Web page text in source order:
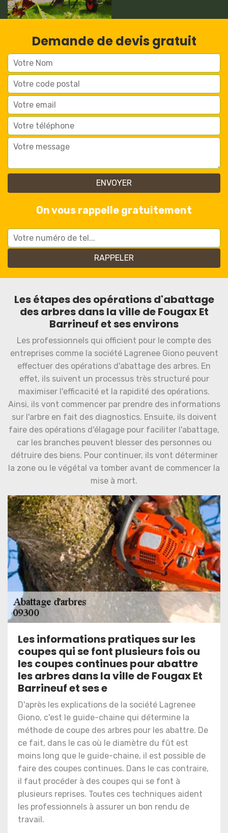
Demande de devis gratuit
On vous rappelle gratuitement
Les étapes des opérations d'abattage
des arbres dans la ville de Fougax Et
Barrineuf et ses environs
Les professionnels qui officient pour le compte des
entreprises comme la société Lagrenee Giono peuvent
effectuer des opérations d'abattage des arbres. En
effet, ils suivent un processus très structuré pour
maximiser l'efficacité et la rapidité des opérations.
Ainsi, ils vont commencer par prendre des informations
sur l'arbre en fait des diagnostics. Ensuite, ils doivent
faire des opérations d'élagage pour faciliter l'abattage,
car les branches peuvent blesser des personnes ou
détruire des biens. Pour continuer, ils vont déterminer
la zone ou le végétal va tomber avant de commencer la
mise à mort.
Les informations pratiques sur les
coupes qui se font plusieurs fois ou
les coupes continues pour abattre
les arbres dans la ville de Fougax Et
Barrineuf et ses e
D'après les explications de la société Lagrenee
Giono, c'est le guide-chaine qui détermine la
méthode de coupe des arbres pour les abattre. De
ce fait, dans le cas où le diamètre du fût est
moins long que le guide-chaine, il est possible de
faire des coupes continues. Dans le cas contraire,
il faut procéder à des coupes qui se font à
plusieurs reprises. Toutes ces techniques aident
les professionnels à assurer un bon rendu de
travail.